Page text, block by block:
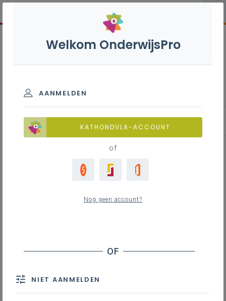
Cognitief sterke leerlingen in het
CSF-leerlingen zelfstandig aan het werk!
Meer lezen?
Welkom OnderwijsPro
AANMELDEN
KATHONDVLA-ACCOUNT
of
Nog geen account?
NIET AANMELDEN